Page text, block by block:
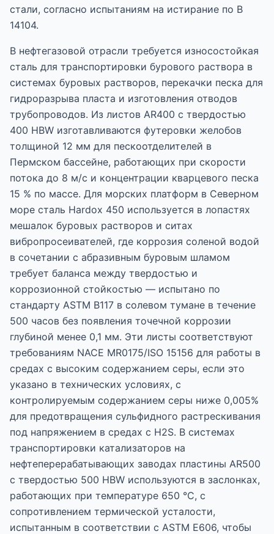
стали, согласно испытаниям на истирание по В
14104.
В нефтегазовой отрасли требуется износостойкая
сталь для транспортировки бурового раствора в
системах буровых растворов, перекачки песка для
гидроразрыва пласта и изготовления отводов
трубопроводов. Из листов AR400 с твердостью
400 HBW изготавливаются футеровки желобов
толщиной 12 мм для пескоотделителей в
Пермском бассейне, работающих при скорости
потока до 8 м/с и концентрации кварцевого песка
15 % по массе. Для морских платформ в Северном
море сталь Hardox 450 используется в лопастях
мешалок буровых растворов и ситах
вибропросеивателей, где коррозия соленой водой
в сочетании с абразивным буровым шламом
требует баланса между твердостью и
коррозионной стойкостью — испытано по
стандарту ASTM B117 в солевом тумане в течение
500 часов без появления точечной коррозии
глубиной менее 0,1 мм. Эти листы соответствуют
требованиям NACE MR0175/ISO 15156 для работы в
средах с высоким содержанием серы, если это
указано в технических условиях, с
контролируемым содержанием серы ниже 0,005%
для предотвращения сульфидного растрескивания
под напряжением в средах с H2S. В системах
транспортировки катализаторов на
нефтеперерабатывающих заводах пластины AR500
с твердостью 500 HBW используются в заслонках,
работающих при температуре 650 °C, с
сопротивлением термической усталости,
испытанным в соответствии с ASTM E606, чтобы